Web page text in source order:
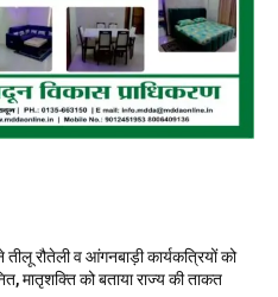
तीलू रौतेली व आंगनबाड़ी कार्यकत्रियों को
मातृशक्ति को बताया राज्य की ताकत